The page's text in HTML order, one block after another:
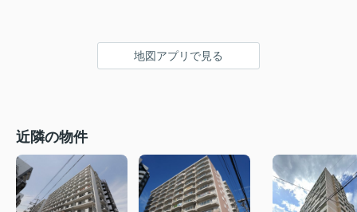
地図アプリで見る
近隣の物件